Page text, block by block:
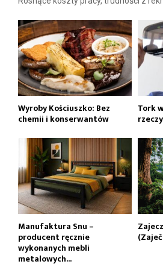
Wyroby Kościuszko: Bez
chemii i konserwantów
Tork
Manufaktura Snu –
producent ręcznie
wykonanych mebli
metalowych...